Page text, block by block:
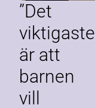
”Det
viktigaste
är att
barnen
vill